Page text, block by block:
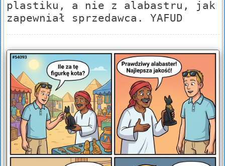
plastiku, a nie z alabastru, jak
zapewniał sprzedawca. YAFUD